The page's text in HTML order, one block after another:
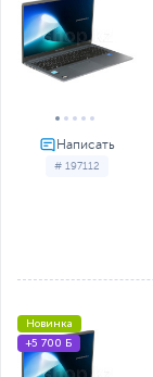
# 197112
Новинка
+5 700 Б